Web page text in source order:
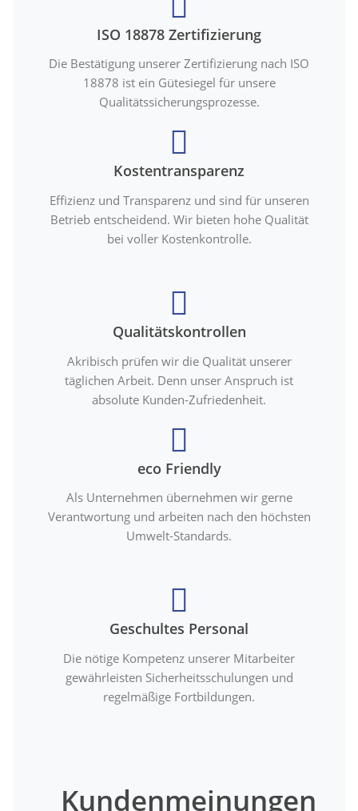
ISO 18878 Zertifizierung
Die Bestätigung unserer Zertifizierung nach ISO
18878 ist ein Gütesiegel für unsere
Qualitätssicherungsprozesse.
Kostentransparenz
Effizienz und Transparenz und sind für unseren
Betrieb entscheidend. Wir bieten hohe Qualität
bei voller Kostenkontrolle.
Qualitätskontrollen
Akribisch prüfen wir die Qualität unserer
täglichen Arbeit. Denn unser Anspruch ist
absolute Kunden-Zufriedenheit.
eco Friendly
Als Unternehmen übernehmen wir gerne
Verantwortung und arbeiten nach den höchsten
Umwelt-Standards.
Geschultes Personal
Die nötige Kompetenz unserer Mitarbeiter
gewährleisten Sicherheitsschulungen und
regelmäßige Fortbildungen.
Kundenmeinungen